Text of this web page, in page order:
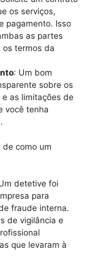
os serviços,
pagamento. Isso
as partes
os termos da
: Um bom
sobre os
as limitações de
você tenha
de como um
detetive foi
para
fraude interna.
de vigilância e
que levaram à